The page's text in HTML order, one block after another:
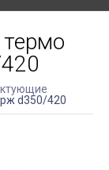
d350/420